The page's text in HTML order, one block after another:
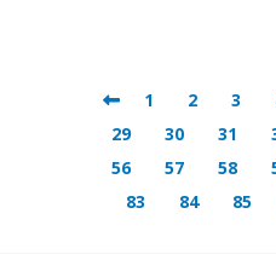
1 2 3
29
30 31
56
57 58
83
84 85